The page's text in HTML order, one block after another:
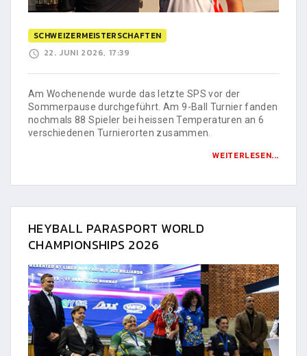
SCHWEIZERMEISTERSCHAFTEN
22. JUNI 2026, 17:39
Am Wochenende wurde das letzte SPS vor der
Sommerpause durchgeführt. Am 9-Ball Turnier fanden
nochmals 88 Spieler bei heissen Temperaturen an 6
verschiedenen Turnierorten zusammen.
WEITERLESEN...
HEYBALL PARASPORT WORLD
CHAMPIONSHIPS 2026